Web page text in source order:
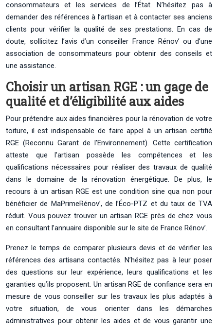
consommateurs et les services de l’État. N’hésitez pas à
demander des références à l’artisan et à contacter ses anciens
clients pour vérifier la qualité de ses prestations. En cas de
doute, sollicitez l’avis d’un conseiller France Rénov’ ou d’une
association de consommateurs pour obtenir des conseils et
une assistance.
Choisir un artisan RGE : un gage de
qualité et d’éligibilité aux aides
Pour prétendre aux aides financières pour la rénovation de votre
toiture, il est indispensable de faire appel à un artisan certifié
RGE (Reconnu Garant de l’Environnement). Cette certification
atteste que l’artisan possède les compétences et les
qualifications nécessaires pour réaliser des travaux de qualité
dans le domaine de la rénovation énergétique. De plus, le
recours à un artisan RGE est une condition sine qua non pour
bénéficier de MaPrimeRénov’, de l’Éco-PTZ et du taux de TVA
réduit. Vous pouvez trouver un artisan RGE près de chez vous
en consultant l’annuaire disponible sur le site de France Rénov’.
Prenez le temps de comparer plusieurs devis et de vérifier les
références des artisans contactés. N’hésitez pas à leur poser
des questions sur leur expérience, leurs qualifications et les
garanties qu’ils proposent. Un artisan RGE de confiance sera en
mesure de vous conseiller sur les travaux les plus adaptés à
votre situation, de vous orienter dans les démarches
administratives pour obtenir les aides et de vous garantir une